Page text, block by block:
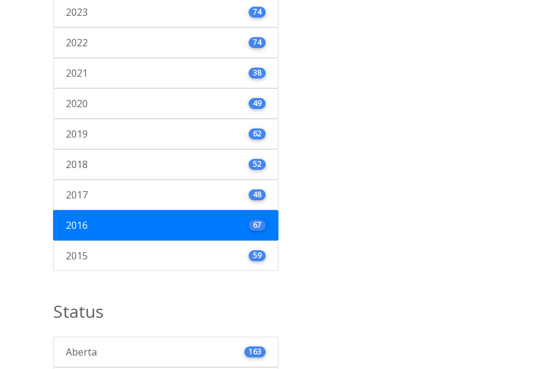
2023 74
2022 74
2021 38
2020 49
2019 62
2018 52
2017 48
2016 67
2015 59
Status
Aberta 163